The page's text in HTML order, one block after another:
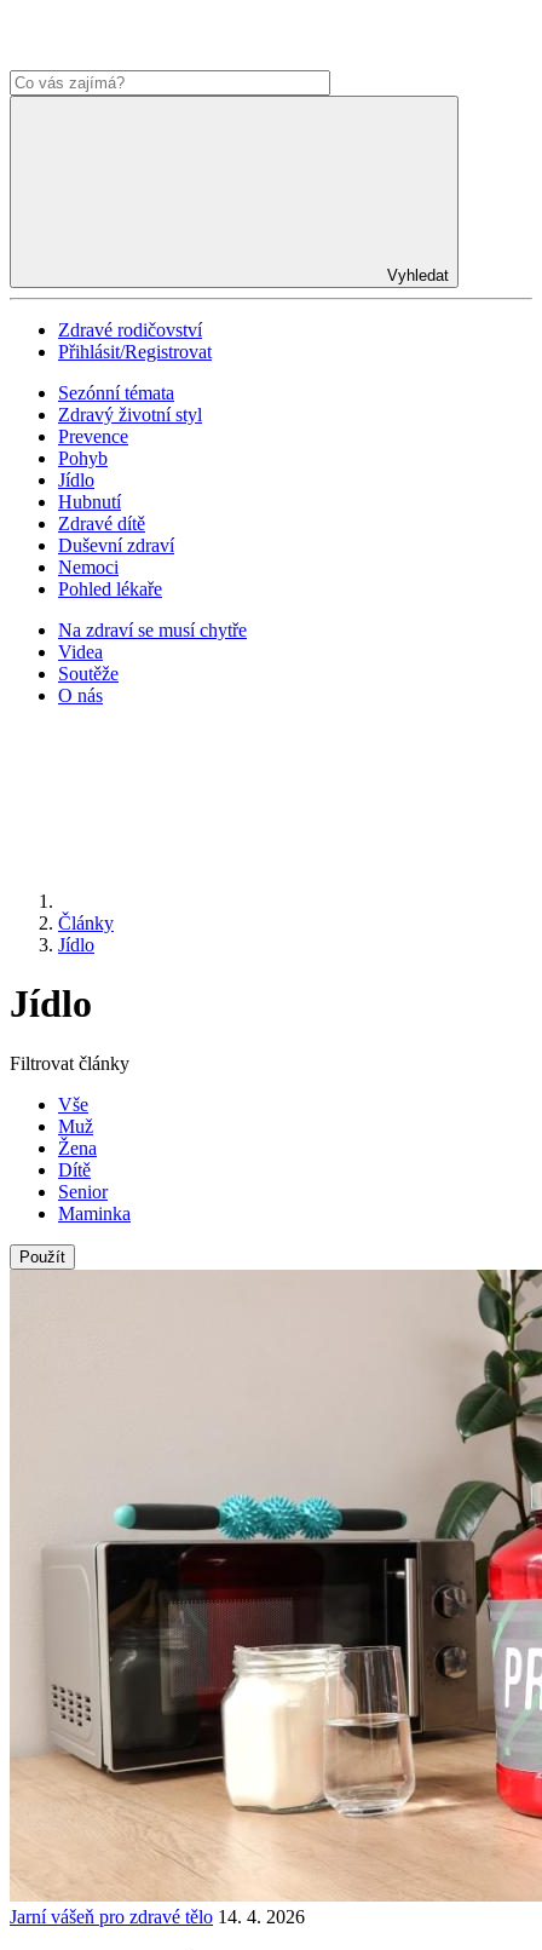
Vyhledat
Zdravé rodičovství
Přihlásit/Registrovat
Sezónní témata
Zdravý životní styl
Prevence
Pohyb
Jídlo
Hubnutí
Zdravé dítě
Duševní zdraví
Nemoci
Pohled lékaře
Na zdraví se musí chytře
Videa
Soutěže
O nás
Články
Jídlo
Jídlo
Filtrovat články
Vše
Muž
Žena
Dítě
Senior
Maminka
Jarní vášeň pro zdravé tělo 14. 4. 2026